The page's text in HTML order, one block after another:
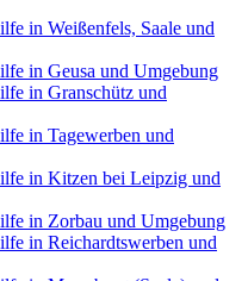
in Weißenfels, Saale und
in Geusa und Umgebung
in Granschütz und
in Tagewerben und
in Kitzen bei Leipzig und
in Zorbau und Umgebung
in Reichardtswerben und